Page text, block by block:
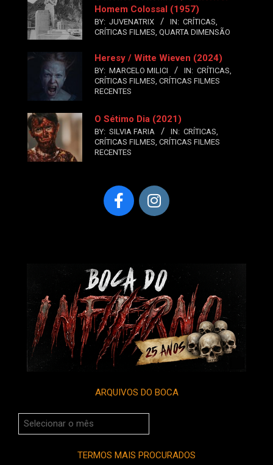
Homem Colossal (1957)
BY: JUVENATRIX IN: CRÍTICAS,
CRÍTICAS FILMES, QUARTA DIMENSÃO
Heresy / Witte Wieven (2024)
BY: MARCELO MILICI IN: CRÍTICAS,
CRÍTICAS FILMES, CRÍTICAS FILMES
RECENTES
O Sétimo Dia (2021)
BY: SILVIA FARIA IN: CRÍTICAS,
CRÍTICAS FILMES, CRÍTICAS FILMES
RECENTES
ARQUIVOS DO BOCA
Arquivos
do
TERMOS MAIS PROCURADOS